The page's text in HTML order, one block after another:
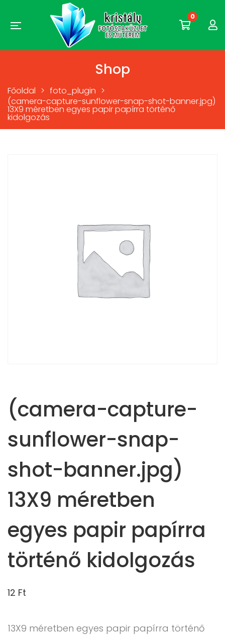
0
Shop
Főoldal > foto_plugin >
(camera-capture-sunflower-snap-shot-banner.jpg)
13X9 méretben egyes papir papírra történő
kidolgozás
(camera-capture-
sunflower-snap-
shot-banner.jpg)
13X9 méretben
egyes papir papírra
történő kidolgozás
12 Ft
13X9 méretben egyes papir papírra történő